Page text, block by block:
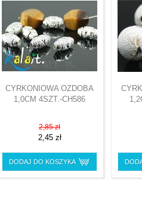
CYRKONIOWA OZDOBA
1,0CM 4SZT.-CH586
2,85 zł
2,45 zł
DODAJ DO KOSZYKA